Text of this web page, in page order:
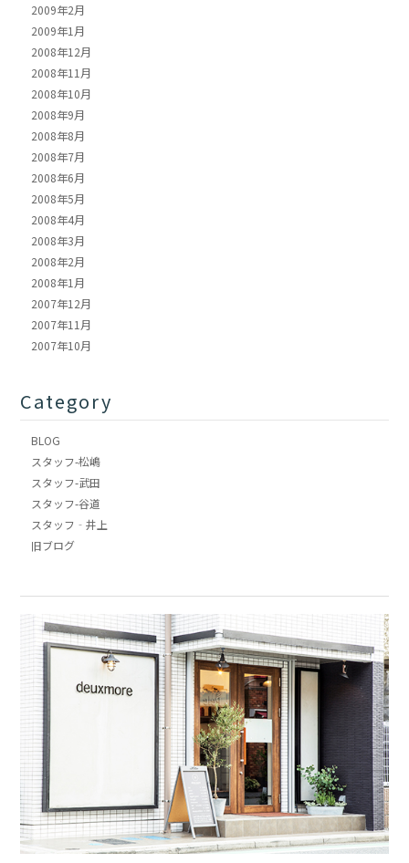
2009年2月
2009年1月
2008年12月
2008年11月
2008年10月
2008年9月
2008年8月
2008年7月
2008年6月
2008年5月
2008年4月
2008年3月
2008年2月
2008年1月
2007年12月
2007年11月
2007年10月
Category
BLOG
スタッフ-松嶋
スタッフ-武田
スタッフ-谷道
スタッフ‐井上
旧ブログ